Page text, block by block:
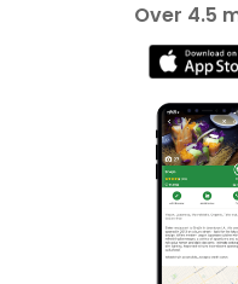
Over 4.5